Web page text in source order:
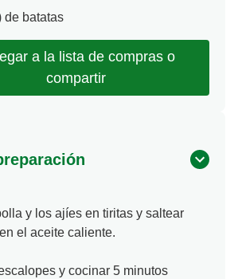
de batatas
y los ajíes en tiritas y saltear
el aceite caliente.
y cocinar 5 minutos